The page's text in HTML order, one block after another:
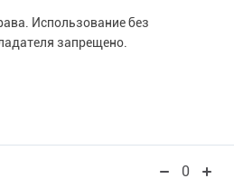
Использование без
запрещено.
0